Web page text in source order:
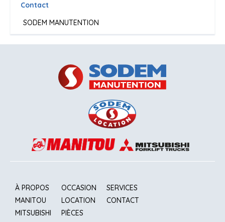
Contact
SODEM MANUTENTION
À PROPOS
MANITOU
MITSUBISHI
OCCASION
LOCATION
PIÈCES
SERVICES
CONTACT